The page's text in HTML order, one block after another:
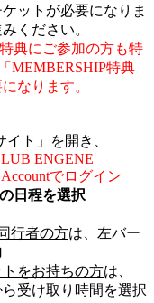
ットが必要になりま
ください。
典にご参加の方も特
MEMBERSHIP特典
なります。
ト」を開き、
ENGENE
でログイン
日程を選択
行者の方は、左バー
をお持ちの方は、
受け取り時間を選択